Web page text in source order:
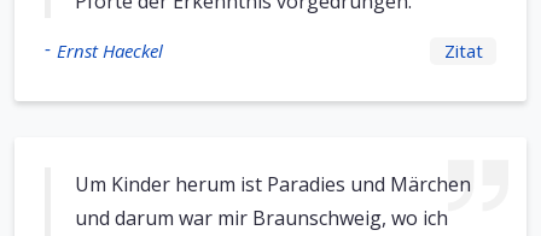
- Ernst Haeckel Zitat
Um Kinder herum ist Paradies und Märchen
und darum war mir Braunschweig, wo ich